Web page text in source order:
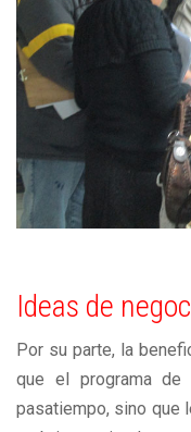
Ideas de
Por su parte, la
que el programa de
pasatiempo, sino que